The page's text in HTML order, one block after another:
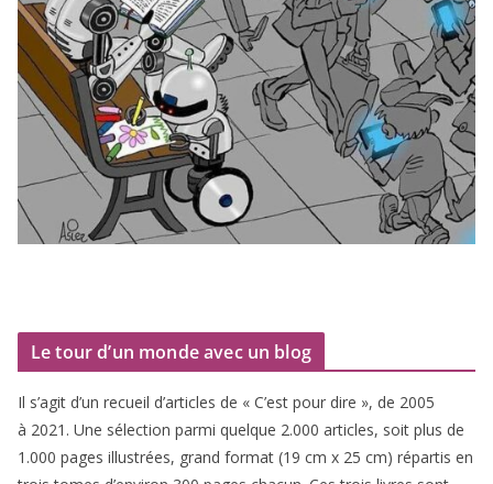
Le tour d’un monde avec un blog
Il s’agit d’un recueil d’ar­ticles de « C’est pour dire », de 2005
à 2021 . Une sélec­tion par­mi quelque 2.000 articles, soit plus de
1 .000 pages illus­trées, grand for­mat (19 cm x 25 cm) répar­tis en